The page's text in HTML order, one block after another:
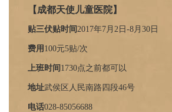
【成都天使儿童医院】
贴三伏贴时间 2017年7月2日-8月30日
费用 100元5贴/次
上班时间 1 730点之前都可以
地址武侯区人民南路四段46号
电话028-85056688